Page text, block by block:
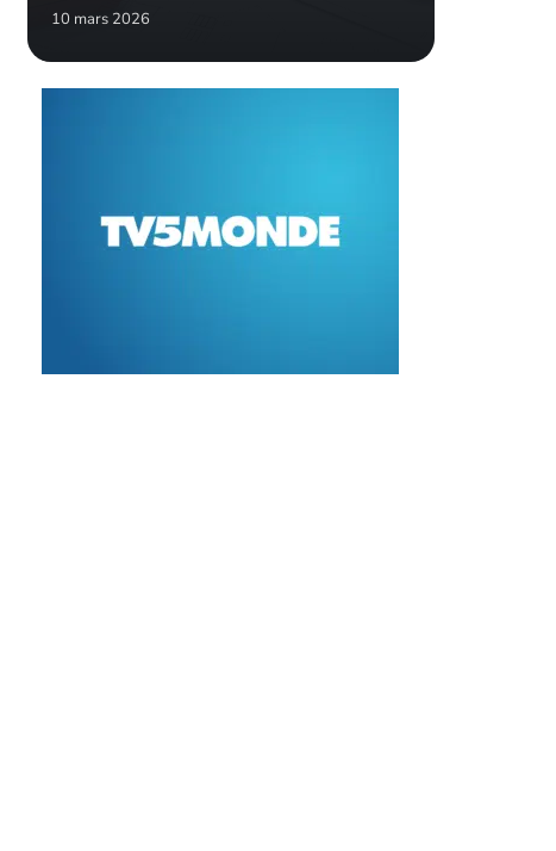
10 mars 2026